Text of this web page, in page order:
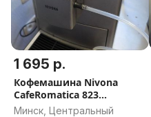
1 695 р.
Кофемашина Nivona
CafeRomatica 823
ШВЕЙЦАРИЯ
Минск, Центральный